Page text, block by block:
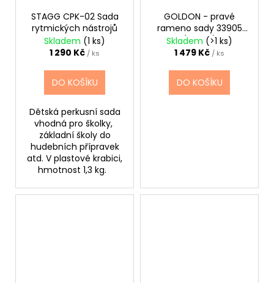
STAGG CPK-02 Sada
rytmických nástrojů
Skladem (1 ks)
1 290 Kč / ks
DO KOŠÍKU
Dětská perkusní sada
vhodná pro školky,
základní školy do
hudebních přípravek
atd. V plastové krabici,
hmotnost 1,3 kg.
GOLDON - pravé
rameno sady 33905
(33957)
Skladem (>1 ks)
1 479 Kč / ks
DO KOŠÍKU